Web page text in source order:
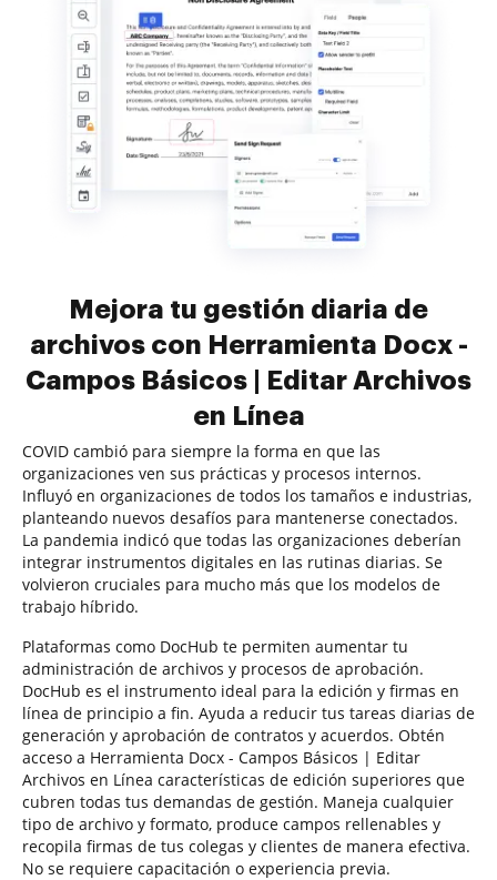
Mejora tu gestión diaria de
archivos con Herramienta Docx -
Campos Básicos | Editar Archivos
en Línea
COVID cambió para siempre la forma en que las
organizaciones ven sus prácticas y procesos internos.
Influyó en organizaciones de todos los tamaños e industrias,
planteando nuevos desafíos para mantenerse conectados.
La pandemia indicó que todas las organizaciones deberían
integrar instrumentos digitales en las rutinas diarias. Se
volvieron cruciales para mucho más que los modelos de
trabajo híbrido.
Plataformas como DocHub te permiten aumentar tu
administración de archivos y procesos de aprobación.
DocHub es el instrumento ideal para la edición y firmas en
línea de principio a fin. Ayuda a reducir tus tareas diarias de
generación y aprobación de contratos y acuerdos. Obtén
acceso a Herramienta Docx - Campos Básicos | Editar
Archivos en Línea características de edición superiores que
cubren todas tus demandas de gestión. Maneja cualquier
tipo de archivo y formato, produce campos rellenables y
recopila firmas de tus colegas y clientes de manera efectiva.
No se requiere capacitación o experiencia previa.